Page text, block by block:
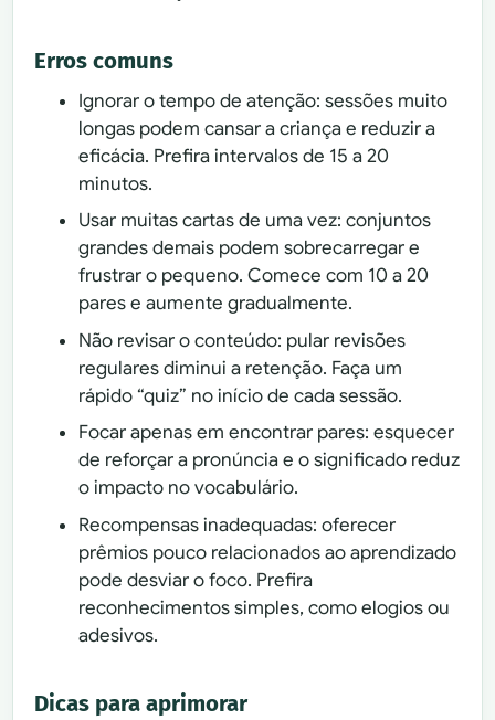
Erros comuns
Ignorar o tempo de atenção: sessões muito
longas podem cansar a criança e reduzir a
eficácia. Prefira intervalos de 15 a 20
minutos.
Usar muitas cartas de uma vez: conjuntos
grandes demais podem sobrecarregar e
frustrar o pequeno. Comece com 10 a 20
pares e aumente gradualmente.
Não revisar o conteúdo: pular revisões
regulares diminui a retenção. Faça um
rápido “quiz” no início de cada sessão.
Focar apenas em encontrar pares: esquecer
de reforçar a pronúncia e o significado reduz
o impacto no vocabulário.
Recompensas inadequadas: oferecer
prêmios pouco relacionados ao aprendizado
pode desviar o foco. Prefira
reconhecimentos simples, como elogios ou
adesivos.
Dicas para aprimorar